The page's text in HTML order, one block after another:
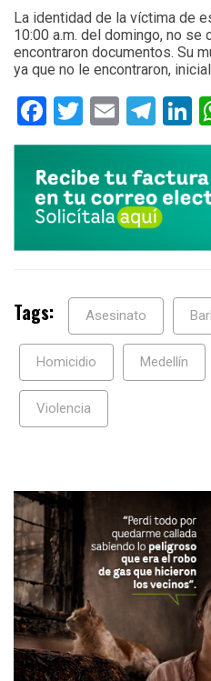
La identidad de la víctima de
10:00 a.m. del domingo, no se
encontraron documentos. Su
ya que no le encontraron,
Facebook
Twitter
Email
Tags: Asesinato
Homicidio Medellín
Violencia